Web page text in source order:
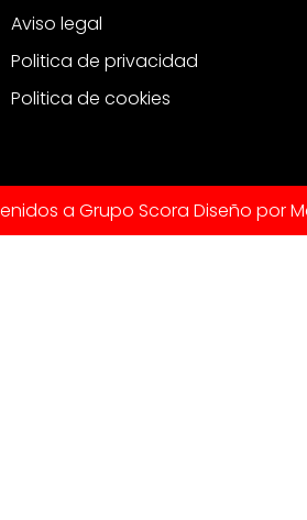
Aviso legal
Politica de privacidad
Politica de cookies
a Grupo Scora Diseño por